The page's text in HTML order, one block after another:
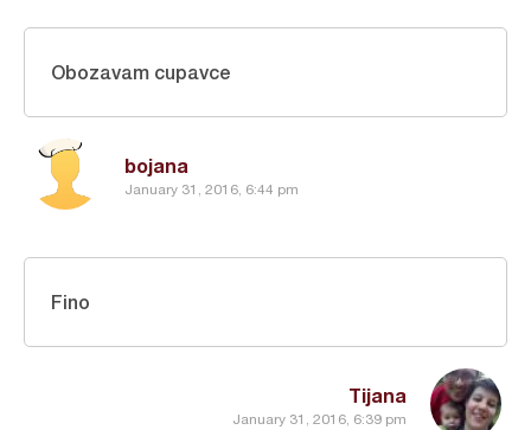
bojana
January 31, 2016, 6:44 pm
Obozavam cupavce
Tijana
January 31, 2016, 6:39 pm
Fino